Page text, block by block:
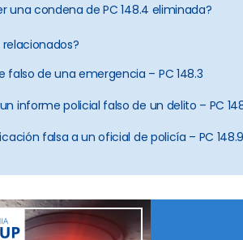
una condena de PC 148.4 eliminada?
relacionados?
falso de una emergencia – PC 148.3
informe policial falso de un delito – PC
falsa a un oficial de policía – PC 148.9